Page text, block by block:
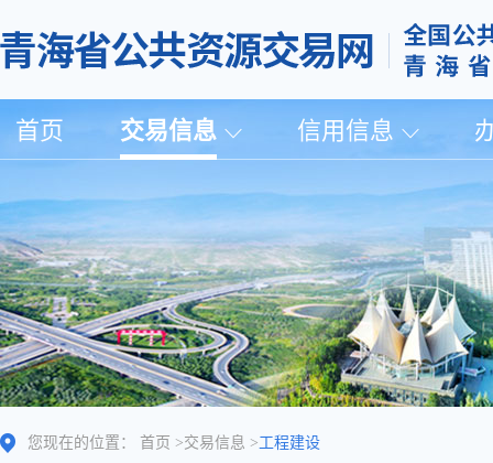
首页 交易信息 信用信息
您现在的位置： 首页 >交易信息 >工程建设